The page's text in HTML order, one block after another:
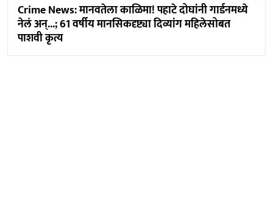
Crime News: मानवतेला काळिमा! पहाटे दोघांनी गार्डनमध्ये
नेलं अन्...; 61 वर्षीय मानसिकदृष्ट्या दिव्यांग महिलेसोबत
पाशवी कृत्य